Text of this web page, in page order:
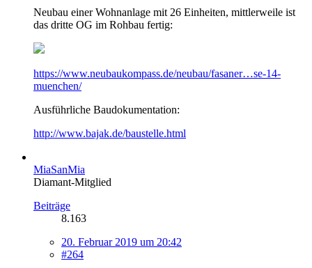
Neubau einer Wohnanlage mit 26 Einheiten, mittlerweile ist
das dritte OG im Rohbau fertig:
https://www.neubaukompass.de/neubau/fasaner…se-14-
muenchen/
Ausführliche Baudokumentation:
http://www.bajak.de/baustelle.html
MiaSanMia
Diamant-Mitglied
Beiträge
8.163
20. Februar 2019 um 20:42
#264